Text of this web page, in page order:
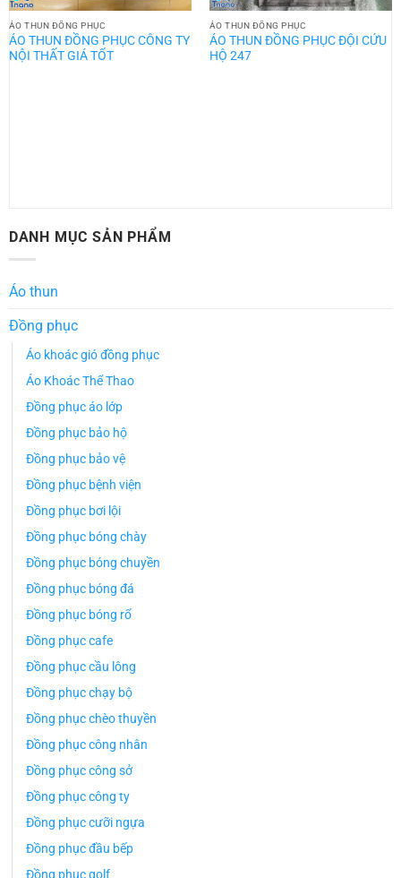
ÁO THUN ĐỒNG PHỤC
ÁO THUN ĐỒNG PHỤC CÔNG TY
NỘI THẤT GIÁ TỐT
ÁO THUN ĐỒNG PHỤC
ÁO THUN ĐỒNG PHỤC ĐỘI CỨU
HỘ 247
DANH MỤC SẢN PHẨM
Áo thun
Đồng phục
Áo khoác gió đồng phục
Áo Khoác Thể Thao
Đồng phục áo lớp
Đồng phục bảo hộ
Đồng phục bảo vệ
Đồng phục bệnh viện
Đồng phục bơi lội
Đồng phục bóng chày
Đồng phục bóng chuyền
Đồng phục bóng đá
Đồng phục bóng rổ
Đồng phục cafe
Đồng phục cầu lông
Đồng phục chạy bộ
Đồng phục chèo thuyền
Đồng phục công nhân
Đồng phục công sở
Đồng phục công ty
Đồng phục cưỡi ngựa
Đồng phục đầu bếp
Đồng phục golf